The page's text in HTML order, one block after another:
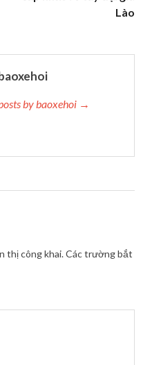
Lào
by baoxehoi →
thị công khai.Các trường bắt